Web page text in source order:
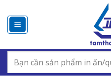
đến
nội
for: